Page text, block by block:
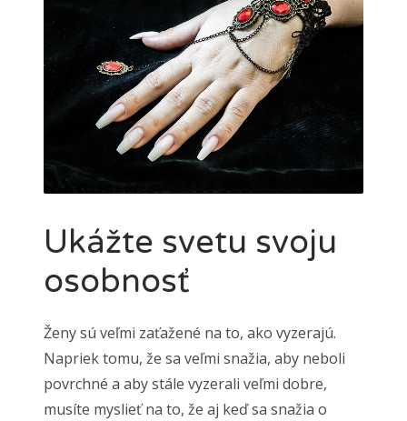
Ukážte svetu svoju
osobnosť
Ženy sú veľmi zaťažené na to, ako vyzerajú.
Napriek tomu, že sa veľmi snažia, aby neboli
povrchné a aby stále vyzerali veľmi dobre,
musíte myslieť na to, že aj keď sa snažia o